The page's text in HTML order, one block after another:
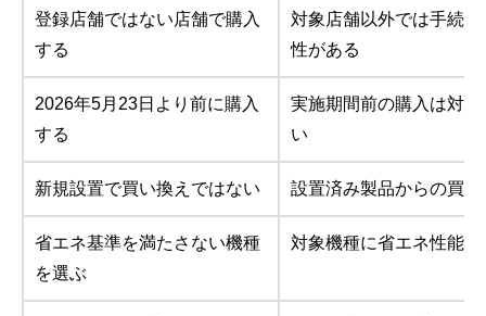
登録店舗ではない店舗で購入
する
対象店舗以外では手続
性がある
2026年5月23日より前に購入
する
実施期間前の購入は対
い
新規設置で買い換えではない 設置済み製品からの買
省エネ基準を満たさない機種
を選ぶ
対象機種に省エネ性能